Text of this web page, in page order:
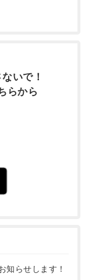
いで！
らから
知らせします！